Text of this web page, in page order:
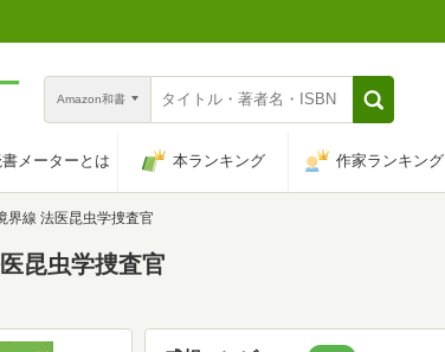
Amazon和書
メーターとは 本ランキング 作家ランキング
界線 法医昆虫学捜査官
昆虫学捜査官